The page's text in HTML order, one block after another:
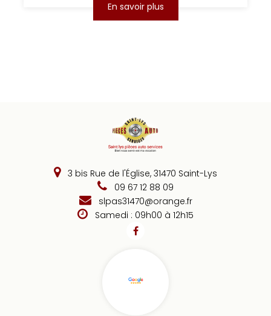
En savoir plus
3 bis Rue de l'Église, 31470 Saint-Lys
09 67 12 88 09
slpas31470@orange.fr
Samedi : 09h00 à 12h15